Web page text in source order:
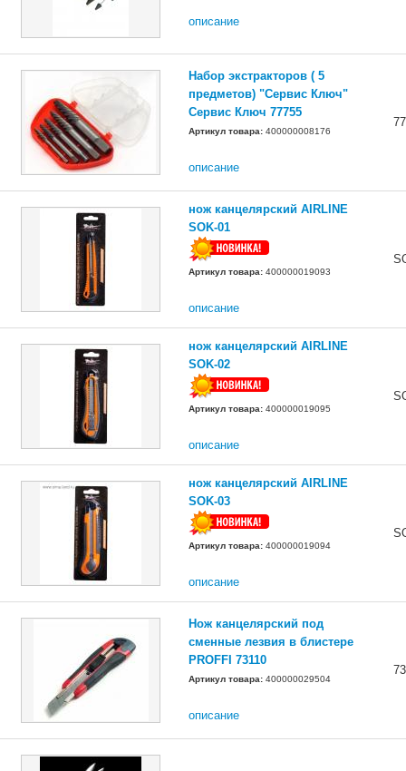
описание
Набор экстракторов ( 5
предметов) "Сервис Ключ"
Сервис Ключ 77755
Артикул товара: 400000008176
описание
нож канцелярский AIRLINE
SOK-01
Артикул товара: 400000019093
описание
нож канцелярский AIRLINE
SOK-02
Артикул товара: 400000019095
описание
нож канцелярский AIRLINE
SOK-03
Артикул товара: 400000019094
описание
Нож канцелярский под
сменные лезвия в блистере
PROFFI 73110
Артикул товара: 400000029504
описание